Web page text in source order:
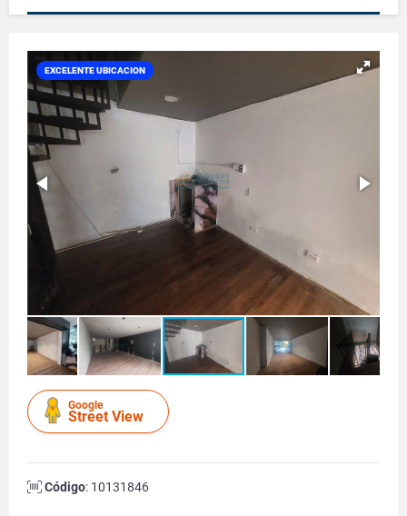
EXCELENTE UBICACION
Google
Street View
Código: 10131846